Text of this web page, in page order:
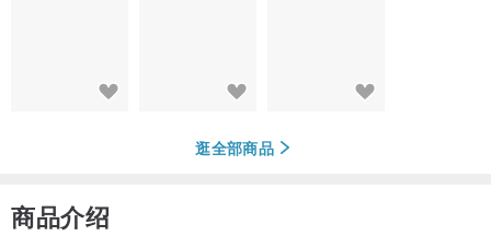
逛全部商品
商品介绍